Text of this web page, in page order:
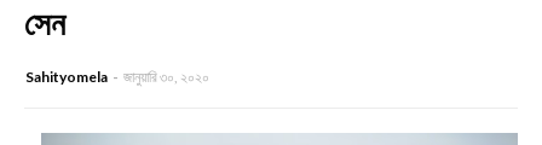
সেন
Sahityomela জানুয়ারি ৩০, ২০২০